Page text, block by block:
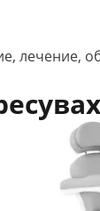
лечение,